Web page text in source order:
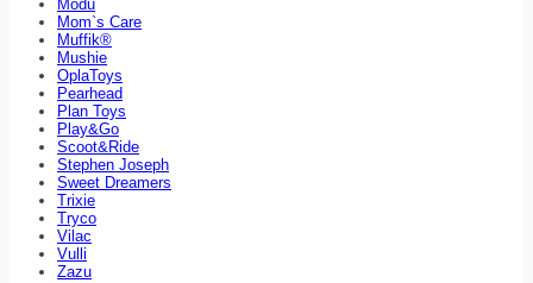
Modu
Mom`s Care
Muffik®
Mushie
OplaToys
Pearhead
Plan Toys
Play&Go
Scoot&Ride
Stephen Joseph
Sweet Dreamers
Trixie
Tryco
Vilac
Vulli
Zazu